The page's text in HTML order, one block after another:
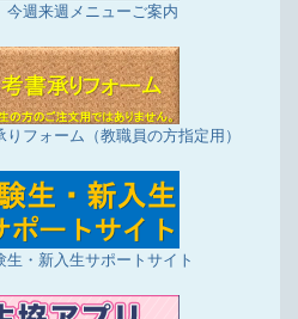
週来週メニューご案内
フォーム（教職員の方指定用）
・新入生サポートサイト